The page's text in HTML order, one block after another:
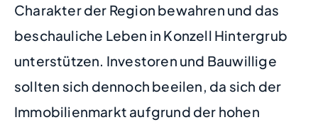
Charakter der Region bewahren und das
beschauliche Leben in Konzell Hintergrub
unterstützen. Investoren und Bauwillige
sollten sich dennoch beeilen, da sich der
Immobilienmarkt aufgrund der hohen